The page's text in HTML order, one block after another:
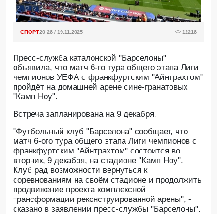
СПОРТ20:28 / 19.11.2025 12218
Пресс-служба каталонской "Барселоны"
объявила, что матч 6-го тура общего этапа Лиги
чемпионов УЕФА с франкфуртским "Айнтрахтом"
пройдёт на домашней арене сине-гранатовых
"Камп Ноу".
Встреча запланирована на 9 декабря.
"Футбольный клуб "Барселона" сообщает, что
матч 6-ого тура общего этапа Лиги чемпионов с
франкфуртским "Айнтрахтом" состоится во
вторник, 9 декабря, на стадионе "Камп Ноу".
Клуб рад возможности вернуться к
соревнованиям на своём стадионе и продолжить
продвижение проекта комплексной
трансформации реконструированной арены", -
сказано в заявлении пресс-службы "Барселоны".